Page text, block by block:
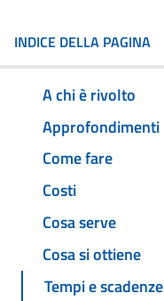
INDICE DELLA PAGINA
A chi è rivolto
Approfondimenti
Come fare
Costi
Cosa serve
Cosa si ottiene
Tempi e scadenze